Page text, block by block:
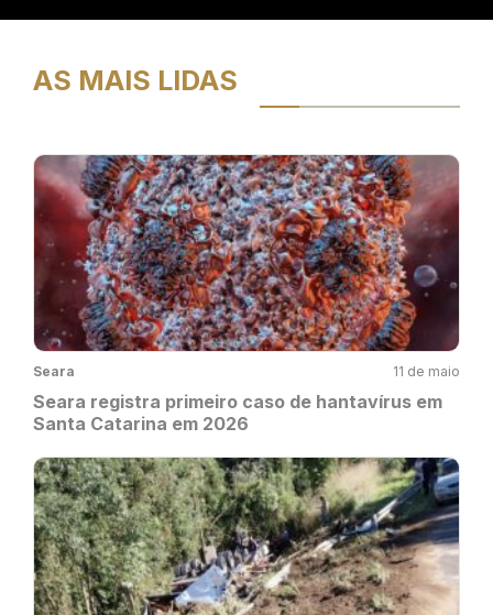
AS MAIS LIDAS
Seara 11 de maio
Seara registra primeiro caso de hantavírus em
Santa Catarina em 2026